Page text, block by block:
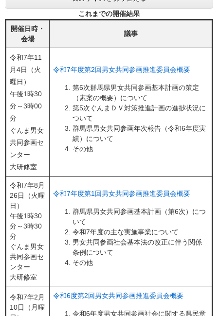
これまでの開催結果
開催日時・
会場
議事
令和7年11
月4日（火
曜日）
午後1時30
分～3時00
分
ぐんま男女
共同参画セ
ンター
大研修室
令和7年度第2回男女共同参画推進委員会概要
第6次群馬県男女共同参画基本計画の策定
（素案の概要）について
第5次ぐんまＤＶ対策推進計画の進捗状況に
ついて
群馬県男女共同参画年次報告（令和6年度実
績）について
その他
令和7年8月
26日（火曜
日）
午後1時30
分～3時30
分
ぐんま男女
共同参画セ
ンター
大研修室
令和7年度第1回男女共同参画推進委員会概要
群馬県男女共同参画基本計画（第6次）につ
いて
令和7年度の主な実施事業について
男女共同参画社会基本法の改正に伴う関係
条例について
その他
令和7年2月
10日（月曜
令和6度第2回男女共同参画推進委員会概要
令和6年度男女共同参画社会に関する県民意